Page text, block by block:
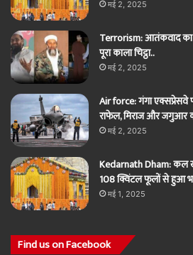
मई 2, 2025
Terrorism: आतंकवाद का
पूरा काला चिट्ठा..
मई 2, 2025
Air force: गंगा एक्सप्रेसवे
राफेल, मिराज और जगुआर
मई 2, 2025
Kedarnath Dham: कल
108 क्विंटल फूलों से हुआ
मई 1, 2025
Find us on Facebook